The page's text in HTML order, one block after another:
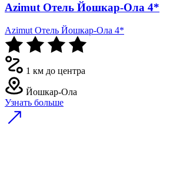
Azimut Отель Йошкар-Ола 4*
Azimut Отель Йошкар-Ола 4*
1 км до центра
Йошкар-Ола
Узнать больше